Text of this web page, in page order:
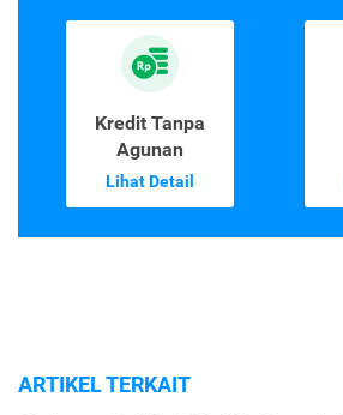
Kredit Tanpa
Agunan
Lihat Detail
ARTIKEL TERKAIT